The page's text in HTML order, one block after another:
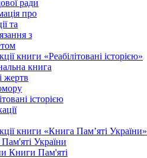
ради
про
та
з
книги «Реабілітовані історією»
книга
жертв
історією
книги «Книга Пам’яті України»
України
Книги Пам'яті